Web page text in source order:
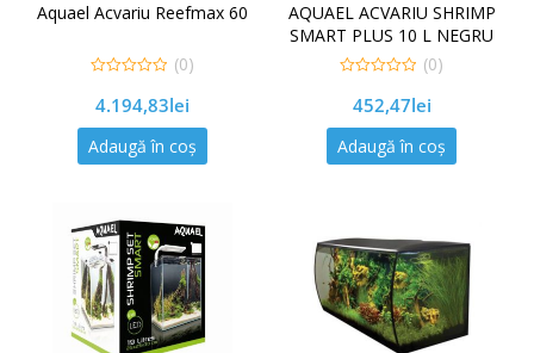
Aquael Acvariu Reefmax 60
out
of
5
(0)
4.194,83lei
Adaugă în coș
AQUAEL ACVARIU SHRIMP
SMART PLUS 10 L NEGRU
113224
out
5
(0)
452,47lei
Adaugă în coș